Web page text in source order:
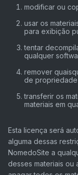
modificar ou
usar os
para exibição
tentar
qualquer
remover
de propriedade
transferir os
materiais em
Esta licença será
alguma dessas
NomedoSite a
desses materiais